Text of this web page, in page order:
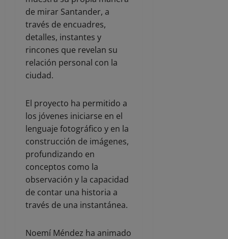
de mirar Santander, a
través de encuadres,
detalles, instantes y
rincones que revelan su
relación personal con la
ciudad.
El proyecto ha permitido a
los jóvenes iniciarse en el
lenguaje fotográfico y en la
construcción de imágenes,
profundizando en
conceptos como la
observación y la capacidad
de contar una historia a
través de una instantánea.
Noemí Méndez ha animado